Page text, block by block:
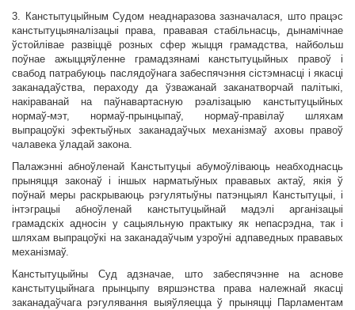
3. Канстытуцыйным Судом неаднаразова зазначалася, што працэс
канстытуцыяналізацыі права, прававая стабільнасць, дынамічнае
ўстойлівае развіццё розных сфер жыцця грамадства, найбольш
поўнае ажыццяўленне грамадзянамі канстытуцыйных правоў і
свабод патрабуюць паслядоўнага забеспячэння сістэмнасці і якасці
заканадаўства, пераходу да ўзважанай заканатворчай палітыкі,
накіраванай на паўнавартасную рэалізацыю канстытуцыйных
нормаў-мэт, нормаў-прынцыпаў, нормаў-правілаў шляхам
выпрацоўкі эфектыўных заканадаўчых механізмаў аховы правоў
чалавека ўладай закона.
Палажэнні абноўленай Канстытуцыі абумоўліваюць неабходнасць
прыняцця законаў і іншых нарматыўных прававых актаў, якія ў
поўнай меры раскрываюць рэгулятыўны патэнцыял Канстытуцыі, і
інтэграцыі абноўленай канстытуцыйнай мадэлі арганізацыі
грамадскіх адносін у сацыяльную практыку як непасрэдна, так і
шляхам выпрацоўкі на заканадаўчым узроўні адпаведных прававых
механізмаў.
Канстытуцыйны Суд адзначае, што забеспячэнне на аснове
канстытуцыйнага прынцыпу вяршэнства права належнай якасці
заканадаўчага рэгулявання выяўляецца ў прыняцці Парламентам